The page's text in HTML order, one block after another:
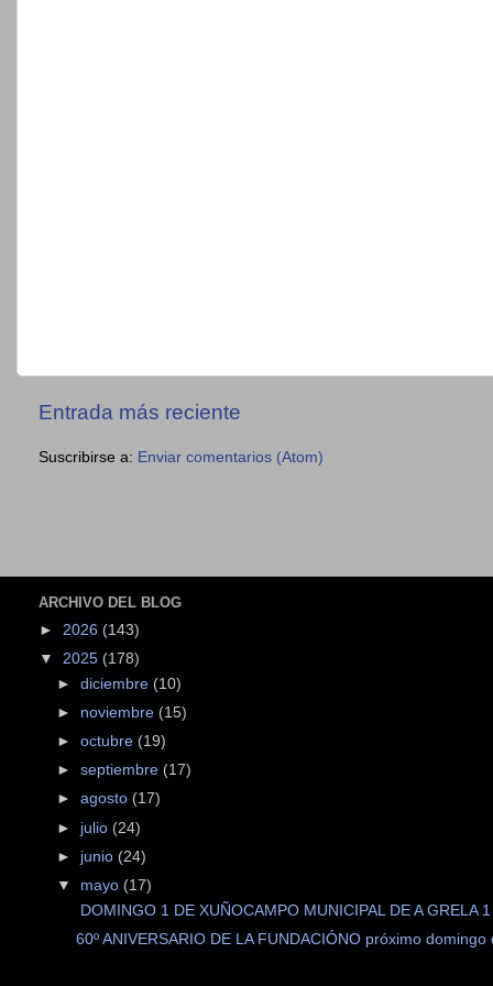
Entrada más reciente
Suscribirse a: Enviar comentarios (Atom)
ARCHIVO DEL BLOG
► 2026 (143)
▼ 2025 (178)
►diciembre (10)
► noviembre (15)
►octubre (19)
►septiembre (17)
►agosto (17)
► julio (24)
► junio (24)
▼ mayo (17)
DOMINGO 1 DE XUÑOCAMPO MUNICIPAL DE A GRELA 1
60º ANIVERSARIO DE LA FUNDACIÓNO próximo domingo